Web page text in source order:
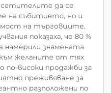
да се
на събитието, но и
на търговците.
показаха, че 80 %
знамената
към желаните от тях
високи продажби за
преживяване за
разположени по